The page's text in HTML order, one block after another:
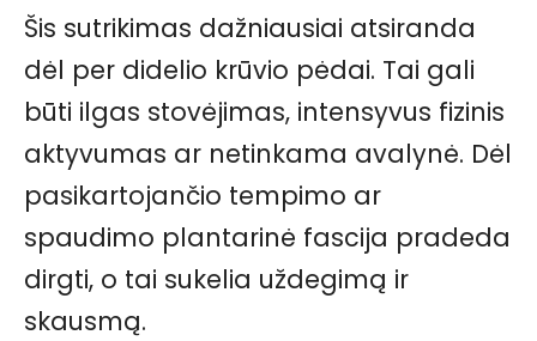
Šis sutrikimas dažniausiai atsiranda
dėl per didelio krūvio pėdai. Tai gali
būti ilgas stovėjimas, intensyvus fizinis
aktyvumas ar netinkama avalynė. Dėl
pasikartojančio tempimo ar
spaudimo plantarinė fascija pradeda
dirgti, o tai sukelia uždegimą ir
skausmą.